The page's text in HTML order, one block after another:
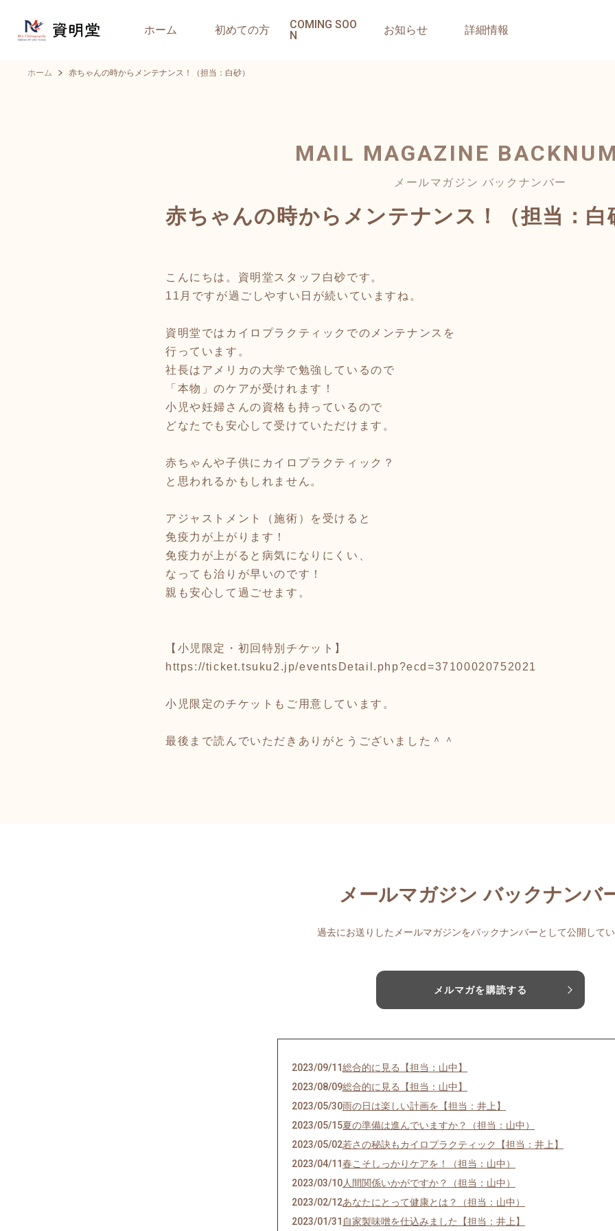
ホーム 初めての方
COMING SOO
N
お知らせ 詳細情報
ホーム 赤ちゃんの時からメンテナンス！（担当：白砂）
MAIL MAGAZINE
メールマガジン バックナンバー
赤ちゃんの時からメンテナンス！（担当：白
こんにちは。資明堂スタッフ白砂です。
11月ですが過ごしやすい日が続いていますね。
資明堂ではカイロプラクティックでのメンテナンスを
行っています。
社長はアメリカの大学で勉強しているので
「本物」のケアが受けれます！
小児や妊婦さんの資格も持っているので
どなたでも安心して受けていただけます。
赤ちゃんや子供にカイロプラクティック？
と思われるかもしれません。
アジャストメント（施術）を受けると
免疫力が上がります！
免疫力が上がると病気になりにくい、
なっても治りが早いのです！
親も安心して過ごせます。
【小児限定・初回特別チケット】
https://ticket.tsuku2.jp/eventsDetail.php?ecd=37100020752021
小児限定のチケットもご用意しています。
最後まで読んでいただきありがとうございました＾＾
メールマガジン バックナンバ
過去にお送りしたメールマガジンをバックナンバーとして公開して
メルマガを購読する
2023/09/11総合的に見る【担当：山中】
2023/08/09総合的に見る【担当：山中】
2023/05/30雨の日は楽しい計画を【担当：井上】
2023/05/15夏の準備は進んでいますか？（担当：山中）
2023/05/02若さの秘訣もカイロプラクティック【担当：井上】
2023/04/11春こそしっかりケアを！（担当：山中）
2023/03/10人間関係いかがですか？（担当：山中）
2023/02/12あなたにとって健康とは？（担当：山中）
2023/01/31 自家製味噌を仕込みました【担当：井上】